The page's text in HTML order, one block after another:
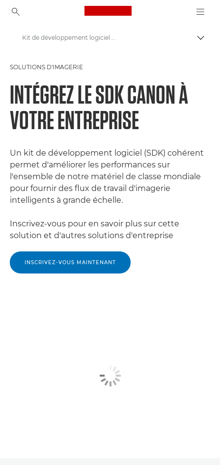
Canon Logo, back to
Kit de développement logiciel (SDK)
SOLUTIONS D'IMAGERIE
INTÉGREZ LE SDK CANON À
VOTRE ENTREPRISE
Un kit de développement logiciel (SDK) cohérent
permet d'améliorer les performances sur
l'ensemble de notre matériel de classe mondiale
pour fournir des flux de travail d'imagerie
intelligents à grande échelle.
Inscrivez-vous pour en savoir plus sur cette
solution et d'autres solutions d'entreprise
INSCRIVEZ-VOUS MAINTENANT